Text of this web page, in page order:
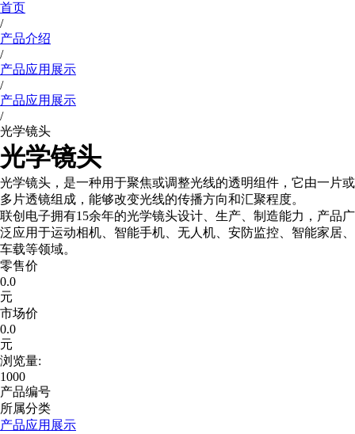
首页
/
产品介绍
/
产品应用展示
/
产品应用展示
/
光学镜头
光学镜头
光学镜头，是一种用于聚焦或调整光线的透明组件，它由一片或
多片透镜组成，能够改变光线的传播方向和汇聚程度。
联创电子拥有15余年的光学镜头设计、生产、制造能力，产品广
泛应用于运动相机、智能手机、无人机、安防监控、智能家居、
车载等领域。
零售价
0.0
元
市场价
0.0
元
浏览量:
1000
产品编号
所属分类
产品应用展示